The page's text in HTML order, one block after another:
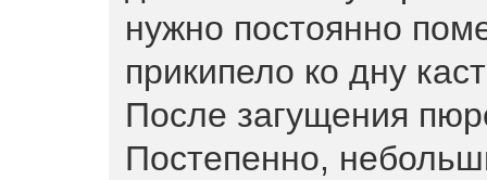
нужно постоянно
прикипело ко дну
После загущения
Постепенно,